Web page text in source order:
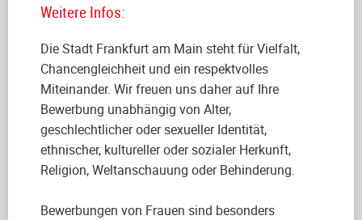
Weitere Infos:
Die Stadt Frankfurt am Main steht für Vielfalt,
Chancengleichheit und ein respektvolles
Miteinander. Wir freuen uns daher auf Ihre
Bewerbung unabhängig von Alter,
geschlechtlicher oder sexueller Identität,
ethnischer, kultureller oder sozialer Herkunft,
Religion, Weltanschauung oder Behinderung.
Bewerbungen von Frauen sind besonders